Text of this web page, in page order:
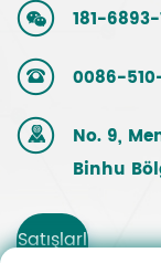
181-
0086-
No. 9,
Binhu
Satışlarl